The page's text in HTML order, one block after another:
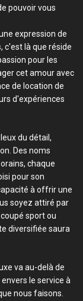
pouvoir vous
expression de
c'est là que réside
pour les
cet amour avec
de location de
d'expériences
du détail,
Des noms
chaque
pour son
à offrir une
soyez attiré par
sport ou
diversifiée saura
va au-delà de
le service à
nous faisons.